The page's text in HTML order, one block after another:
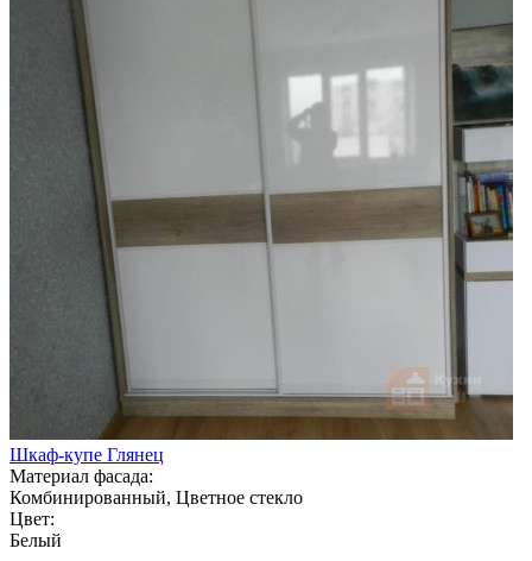
Шкаф-купе Глянец
Материал фасада:
Комбинированный, Цветное стекло
Цвет:
Белый